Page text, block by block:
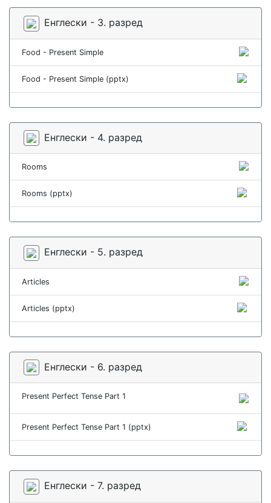
Енглески - 3. разред
Food - Present Simple
Food - Present Simple (pptx)
Енглески - 4. разред
Rooms
Rooms (pptx)
Енглески - 5. разред
Articles
Articles (pptx)
Енглески - 6. разред
Present Perfect Tense Part 1
Present Perfect Tense Part 1 (pptx)
Енглески - 7. разред